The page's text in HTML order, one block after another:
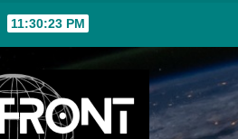
11:30:24 PM